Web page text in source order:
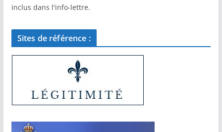
inclus dans l'info-lettre.
Sites de référence :